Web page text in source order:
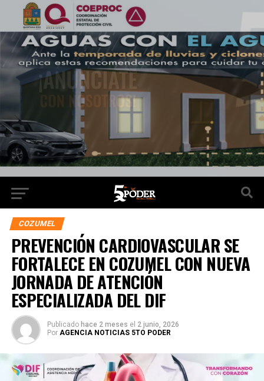
COZUMEL
PREVENCIÓN CARDIOVASCULAR SE
FORTALECE EN COZUMEL CON NUEVA
JORNADA DE ATENCIÓN
ESPECIALIZADA DEL DIF
Publicado hace 2 meses el 2 junio, 2026
Por AGENCIA NOTICIAS 5TO PODER